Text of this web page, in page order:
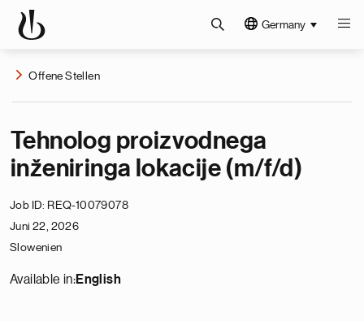
Germany
Offene Stellen
Tehnolog proizvodnega
inženiringa lokacije (m/f/d)
Job ID REQ-10079078
Juni 22, 2026
Slowenien
Available in:English